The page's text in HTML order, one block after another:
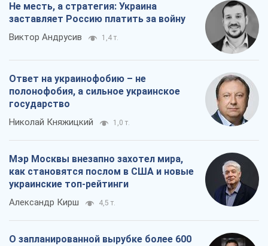
Не месть, а стратегия: Украина
заставляет Россию платить за войну
Виктор Андрусив 1,4 т.
Ответ на украинофобию – не
полонофобия, а сильное украинское
государство
Николай Княжицкий 1,0 т.
Мэр Москвы внезапно захотел мира,
как становятся послом в США и новые
украинские топ-рейтинги
Александр Кирш 4,5 т.
О запланированной вырубке более 600